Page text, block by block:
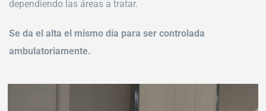
dependiendo las áreas a tratar.
Se da el alta el mismo día para ser controlada
ambulatoriamente.